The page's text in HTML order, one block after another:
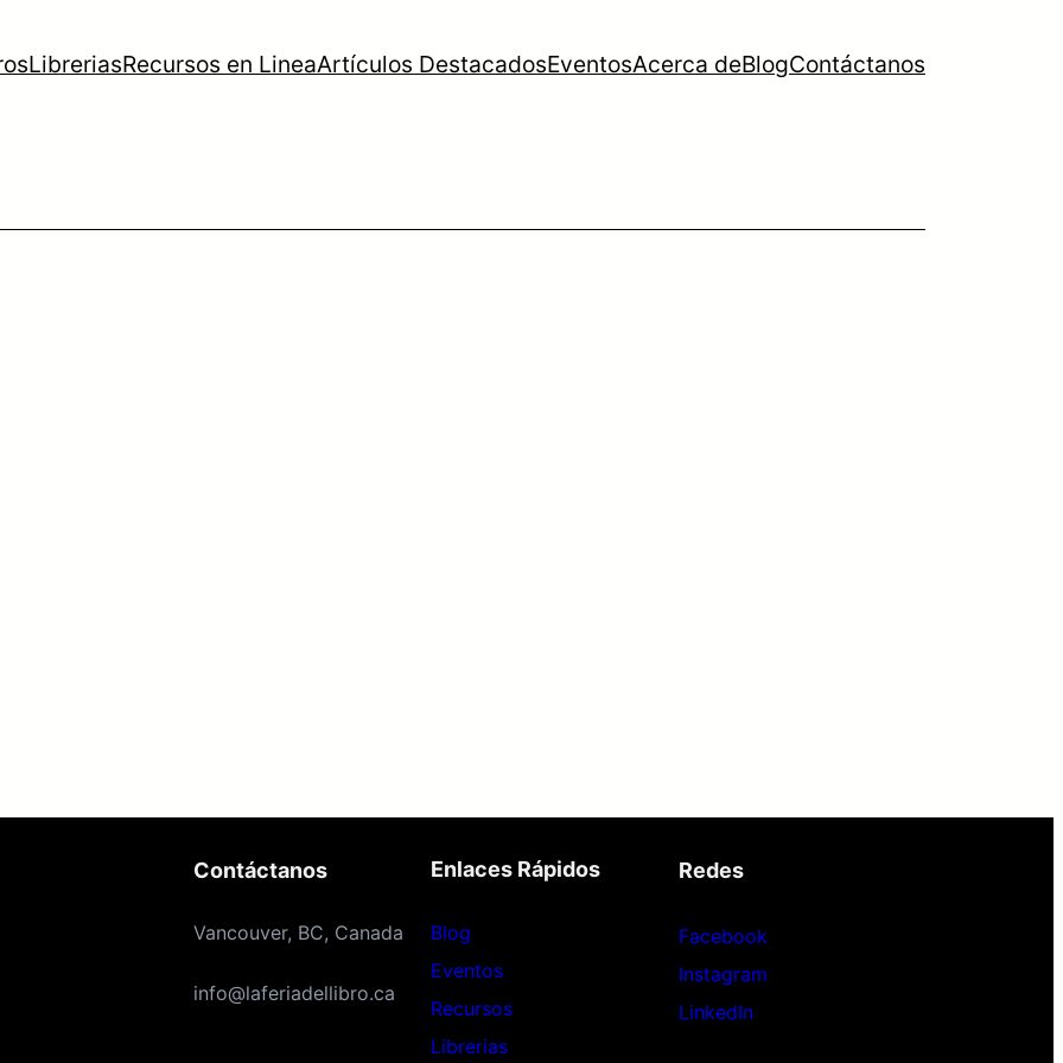
LibreriasRecursos en LineaArtículos DestacadosEventosAcerca deBlogContáctanos
Contáctanos
Vancouver, BC, Canada
info@laferiadellibro.ca
Enlaces Rápidos
Blog
Eventos
Recursos
Librerias
Redes
Facebook
Instagram
LinkedIn